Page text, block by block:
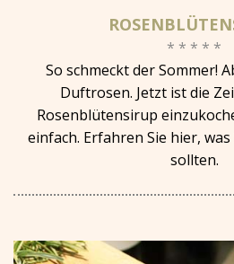
* * * * *
So schmeckt der Sommer!
Duftrosen. Jetzt ist die
Rosenblütensirup
einfach. Erfahren Sie hier,
sollten.